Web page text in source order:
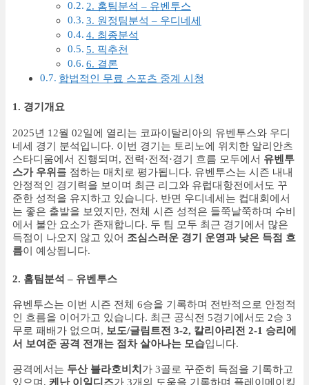
2. 홈팀분석 – 유벤투스
3. 원정팀분석 – 우디네세
4. 최종분석
5. 픽추천
6. 결론
합법적인 무료 스포츠 중계 시청
1. 경기개요
2025년 12월 02일에 열리는 코파이탈리아의 유벤투스와 우디
네세 경기 분석입니다. 이번 경기는 토리노에 위치한 알리안츠
스타디움에서 진행되며, 전력·전적·경기 흐름 모두에서 유벤투
스가 우위 를 점하는 매치로 평가됩니다. 유벤투스는 시즌 내내
안정적인 경기력을 보이며 최근 리그와 유럽대항전에서도 꾸
준한 성적을 유지하고 있습니다. 반면 우디네세는 컵대회에서
는 좋은 출발을 보였지만, 전체 시즌 성적은 들쭉날쭉하며 수비
에서 불안 요소가 존재합니다. 두 팀 모두 최근 경기에서 많은
득점이 나오지 않고 있어 조심스러운 경기 운영과 낮은 득점 흐
름이 예상됩니다.
2. 홈팀분석 – 유벤투스
유벤투스는 이번 시즌 전체 6승을 기록하며 전반적으로 안정적
인 흐름을 이어가고 있습니다. 최근 공식전 5경기에서도 2승 3
무로 패배가 없으며, 보도/글림트전 3-2, 칼리아리전 2-1 승리에
서 보여준 공격 전개는 점차 살아나는 모습입니다.
공격에서는 두산 블라호비치 가 3골로 꾸준히 득점을 기록하고
있으며, 케난 이일디즈가 3개의 도움을 기록하며 플레이메이킹